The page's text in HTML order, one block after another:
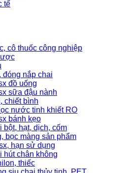
tế
cô thuốc công nghiệp
đóng nắp chai
đồ uống
sữa đậu nành
chiết bình
nước tinh khiết RO
bánh kẹo
bột, hạt, dịch, cốm
bọc màng sản phẩm
hạn sử dụng
hút chân không
thiếc